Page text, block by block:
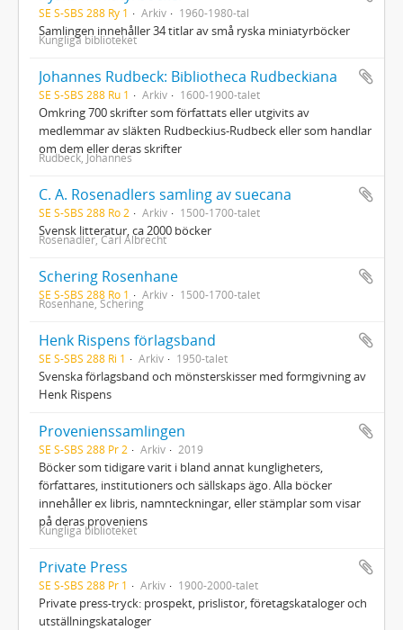
SE S-SBS 288 Ry 1 Arkiv 1960-1980-tal
Samlingen innehåller 34 titlar av små ryska miniatyrböcker
Kungliga biblioteket
Johannes Rudbeck: Bibliotheca Rudbeckiana
SE S-SBS 288 Ru 1 Arkiv 1600-1900-talet
Omkring 700 skrifter som författats eller utgivits av
medlemmar av släkten Rudbeckius-Rudbeck eller som handlar
om dem eller deras skrifter
Rudbeck, Johannes
C. A. Rosenadlers samling av suecana
SE S-SBS 288 Ro 2 Arkiv 1500-1700-talet
Svensk litteratur, ca 2000 böcker
Rosenadler, Carl Albrecht
Schering Rosenhane
SE S-SBS 288 Ro 1 Arkiv 1500-1700-talet
Rosenhane, Schering
Henk Rispens förlagsband
SE S-SBS 288 Ri 1 Arkiv 1950-talet
Svenska förlagsband och mönsterskisser med formgivning av
Henk Rispens
Provenienssamlingen
SE S-SBS 288 Pr 2 Arkiv 2019
Böcker som tidigare varit i bland annat kungligheters,
författares, institutioners och sällskaps ägo. Alla böcker
innehåller ex libris, namnteckningar, eller stämplar som visar
på deras proveniens
Kungliga biblioteket
Private Press
SE S-SBS 288 Pr 1 Arkiv 1900-2000-talet
Private press-tryck: prospekt, prislistor, företagskataloger och
utställningskataloger